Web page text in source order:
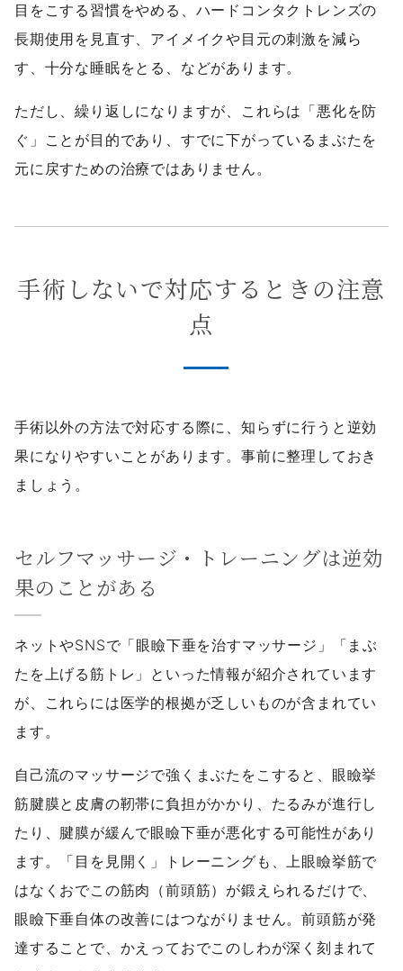
目をこする習慣をやめる、ハードコンタクトレンズの
長期使用を見直す、アイメイクや目元の刺激を減ら
す、十分な睡眠をとる、などがあります。
ただし、繰り返しになりますが、これらは「悪化を防
ぐ」ことが目的であり、すでに下がっているまぶたを
元に戻すための治療ではありません。
手術しないで対応するときの注意
点
手術以外の方法で対応する際に、知らずに行うと逆効
果になりやすいことがあります。事前に整理しておき
ましょう。
セルフマッサージ・トレーニングは逆効
果のことがある
ネットやSNSで「眼瞼下垂を治すマッサージ」「まぶ
たを上げる筋トレ」といった情報が紹介されています
が、これらには医学的根拠が乏しいものが含まれてい
ます。
自己流のマッサージで強くまぶたをこすると、眼瞼挙
筋腱膜と皮膚の靭帯に負担がかかり、たるみが進行し
たり、腱膜が緩んで眼瞼下垂が悪化する可能性があり
ます。「目を見開く」トレーニングも、上眼瞼挙筋で
はなくおでこの筋肉（前頭筋）が鍛えられるだけで、
眼瞼下垂自体の改善にはつながりません。前頭筋が発
達することで、かえっておでこのしわが深く刻まれて